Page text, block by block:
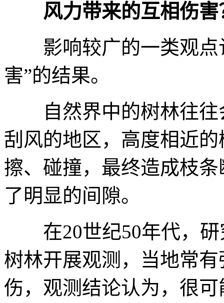
风力带来的互相伤害
影响较广的一类观
害”的结果。
自然界中的树林往
刮风的地区，高度相近
擦、碰撞，最终造成枝
了明显的间隙。
在20世纪50年代，
树林开展观测，当地常
伤，观测结论认为，很